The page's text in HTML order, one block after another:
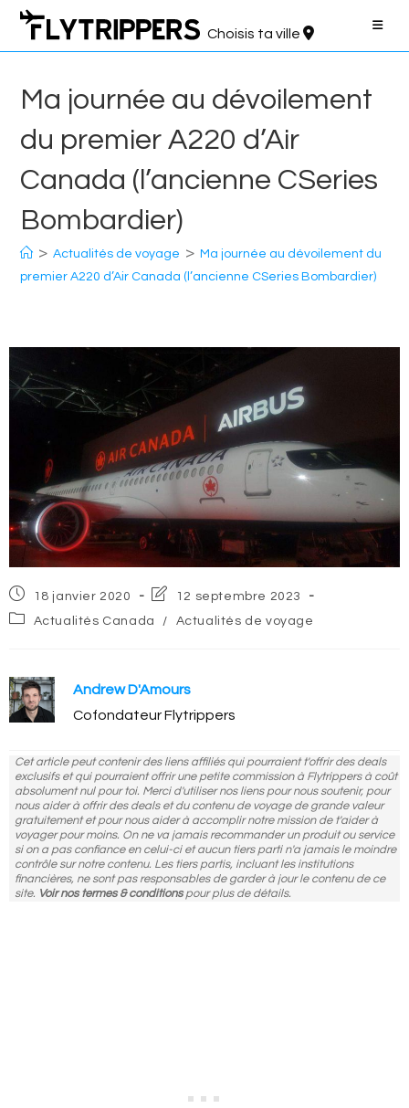
Aller
contenu
Choisis ta ville
Ma journée au dévoilement
du premier A220 d’Air
Canada (l’ancienne CSeries
Bombardier)
> Actualités de voyage > Ma journée au dévoilement du
premier A220 d’Air Canada (l’ancienne CSeries Bombardier)
Post
published:
18 janvier 2020
Post
modified:
12 septembre 2023
PostActualités Canada / Actualités de voyage
Andrew D'Amours
Cofondateur Flytrippers
Cet article peut contenir des liens affiliés qui pourraient t'offrir des deals
exclusifs et qui pourraient offrir une petite commission à Flytrippers à coût
absolument nul pour toi. Merci d'utiliser nos liens pour nous soutenir, pour
nous aider à offrir des deals et du contenu de voyage de grande valeur
gratuitement et pour nous aider à accomplir notre mission de t'aider à
voyager pour moins. On ne va jamais recommander un produit ou service
si on a pas confiance en celui-ci et aucun tiers parti n'a jamais le moindre
contrôle sur notre contenu. Les tiers partis, incluant les institutions
financières, ne sont pas responsables de garder à jour le contenu de ce
site. Voir nos termes & conditionspour plus de détails.